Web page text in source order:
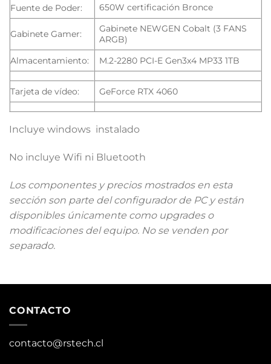
Fuente de Poder:
650W certificación Bronce
Gabinete Gamer:
Gabinete NEWGEN Cobalt (3 FANS
ARGB)
Almacentamiento:
M.2-2280 PCI-E Gen3x4 MP33 1TB
Tarjeta de vídeo: GeForce RTX 4060
Incluye windows instalado
No incluye Wifi ni Bluetooth
Los componentes y precios mostrados en esta
sección son parte del configurador de PC y están
disponibles únicamente como upgrades o
modificaciones del equipo. No se venden por
separado.
CONTACTO
contacto@rstech.cl